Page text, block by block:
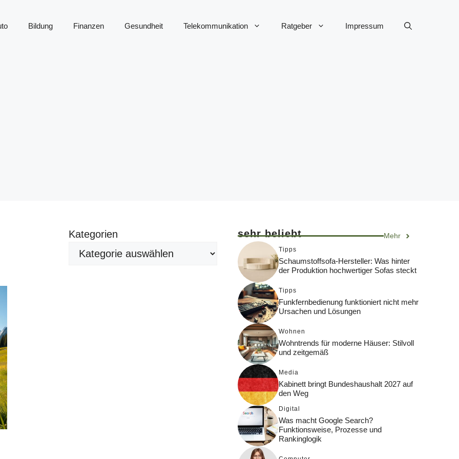
Bildung Finanzen Gesundheit Telekommunikation Ratgeber Impressum
Kategorien sehr beliebt Mehr
Tipps
Schaumstoffsofa-Hersteller: Was hinter
der Produktion hochwertiger Sofas steckt
Tipps
Funkfernbedienung funktioniert nicht mehr
Ursachen und Lösungen
Wohnen
Wohntrends für moderne Häuser: Stilvoll
und zeitgemäß
Media
Kabinett bringt Bundeshaushalt 2027 auf
den Weg
Digital
Was macht Google Search?
Funktionsweise, Prozesse und
Rankinglogik